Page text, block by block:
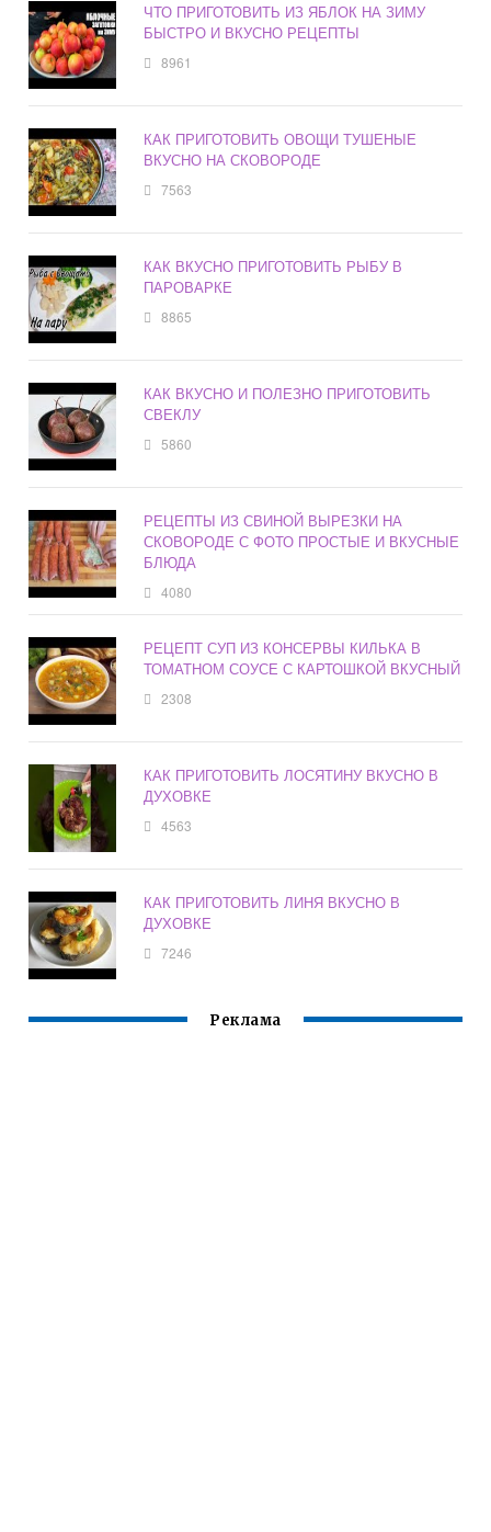
ЧТО ПРИГОТОВИТЬ ИЗ ЯБЛОК НА ЗИМУ
БЫСТРО И ВКУСНО РЕЦЕПТЫ
8961
КАК ПРИГОТОВИТЬ ОВОЩИ ТУШЕНЫЕ
ВКУСНО НА СКОВОРОДЕ
7563
КАК ВКУСНО ПРИГОТОВИТЬ РЫБУ В
ПАРОВАРКЕ
8865
КАК ВКУСНО И ПОЛЕЗНО ПРИГОТОВИТЬ
СВЕКЛУ
5860
РЕЦЕПТЫ ИЗ СВИНОЙ ВЫРЕЗКИ НА
СКОВОРОДЕ С ФОТО ПРОСТЫЕ И ВКУСНЫЕ
БЛЮДА
4080
РЕЦЕПТ СУП ИЗ КОНСЕРВЫ КИЛЬКА В
ТОМАТНОМ СОУСЕ С КАРТОШКОЙ ВКУСНЫЙ
2308
КАК ПРИГОТОВИТЬ ЛОСЯТИНУ ВКУСНО В
ДУХОВКЕ
4563
КАК ПРИГОТОВИТЬ ЛИНЯ ВКУСНО В
ДУХОВКЕ
7246
Реклама